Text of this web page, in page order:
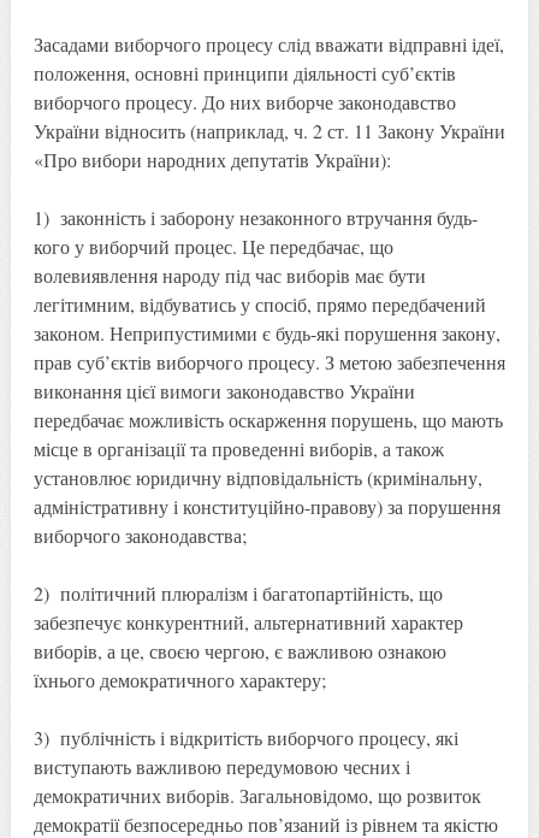
Засадами виборчого процесу слід вважати відправні ідеї,
положення, основні принципи діяльності суб’єктів
виборчого процесу. До них виборче законодавство
України відносить (наприклад, ч. 2 ст. 11 Закону України
«Про вибори народних депутатів України):
1) законність і заборону незаконного втручання будь-
кого у виборчий процес. Це передбачає, що
волевиявлення народу під час виборів має бути
легітимним, відбуватись у спосіб, прямо передбачений
законом. Неприпустимими є будь-які порушення закону,
прав суб’єктів виборчого процесу. З метою забезпечення
виконання цієї вимоги законодавство України
передбачає можливість оскарження порушень, що мають
місце в організації та проведенні виборів, а також
установлює юридичну відповідальність (кримінальну,
адміністративну і конституційно-правову) за порушення
виборчого законодавства;
2) політичний плюралізм і багатопартійність, що
забезпечує конкурентний, альтернативний характер
виборів, а це, своєю чергою, є важливою ознакою
їхнього демократичного характеру;
3) публічність і відкритість виборчого процесу, які
виступають важливою передумовою чесних і
демократичних виборів. Загальновідомо, що розвиток
демократії безпосередньо пов’язаний із рівнем та якістю